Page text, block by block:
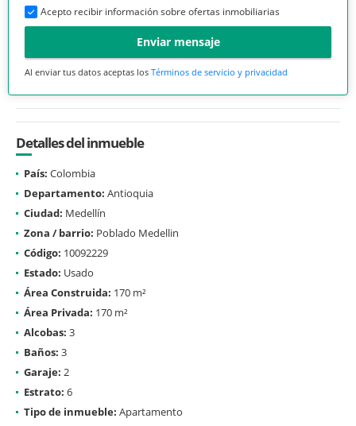
Acepto recibir información sobre ofertas inmobiliarias
Enviar mensaje
Al enviar tus datos aceptas los Términos de servicio y privacidad
Detalles del inmueble
País: Colombia
Departamento: Antioquia
Ciudad: Medellín
Zona / barrio: Poblado Medellin
Código: 10092229
Estado: Usado
Área Construida: 170 m²
Área Privada: 170 m²
Alcobas: 3
Baños: 3
Garaje: 2
Estrato: 6
Tipo de inmueble: Apartamento